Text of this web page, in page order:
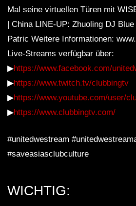
Mal seine virtuellen Türen mit
| China LINE-UP: Zhuoling DJ
Patric Weitere Informationen:
Live-Streams verfügbar über:
▶https://www.facebook.com/
▶https://www.twitch.tv/clubbingtv
▶https://www.youtube.com/user/
▶https://www.clubbingtv.com/
#unitedwestream
#saveasiasclubculture
WICHTIG: